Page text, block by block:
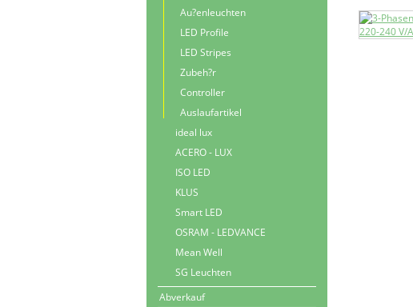
Au?enleuchten
LED Profile
LED Stripes
Zubeh?r
Controller
Auslaufartikel
ideal lux
ACERO - LUX
ISO LED
KLUS
Smart LED
OSRAM - LEDVANCE
Mean Well
SG Leuchten
Abverkauf